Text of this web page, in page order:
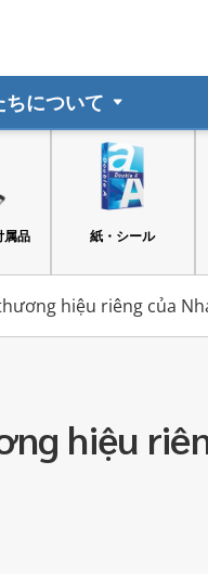
ちについて
属品 紙・シール
hiệu riêng của
hiệu